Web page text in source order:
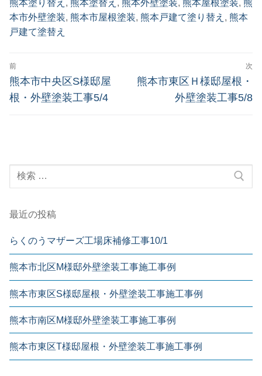
熊本塗り替え , 熊本塗替え , 熊本外壁塗装, 熊本屋根塗装, 熊
本市外壁塗装, 熊本市屋根塗装, 熊本戸建て塗り替え , 熊本
戸建て塗替え
前
熊本市中央区S様邸屋
根・外壁塗装工事5/4
次
熊本市東区Ｈ様邸屋根・
外壁塗装工事5/8
最近の投稿
らくのうマザーズ工場床補修工事10/1
熊本市北区M様邸外壁塗装工事施工事例
熊本市東区S様邸屋根・外壁塗装工事施工事例
熊本市南区M様邸外壁塗装工事施工事例
熊本市東区T様邸屋根・外壁塗装工事施工事例